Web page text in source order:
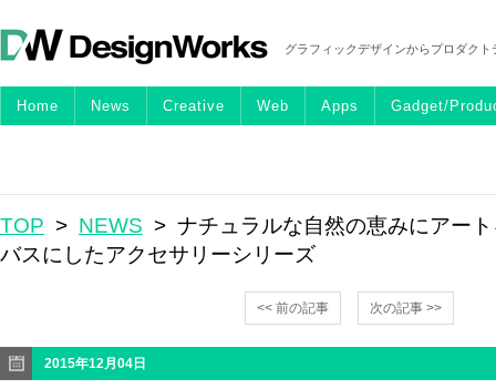
グラフィックデザインからプロダク
Home News Creative Web Apps Gadget/
TOP > NEWS > ナチュラルな自然の恵みにアー
バスにしたアクセサリーシリーズ
<< 前の記事 次の記事 >>
2015年12月04日